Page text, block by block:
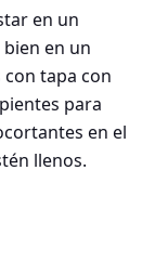
en un
en un
tapa con
para
en el
llenos.